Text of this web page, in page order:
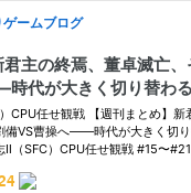
ームブログ
君主の終焉、董卓滅亡
代が大きく切り替わ
Ⅱ（SFC）CPU任せ観
CPU任せ観戦 【週刊まとめ】新
備VS曹操へ――時代が大きく切
（SFC）CPU任せ観戦 #15〜
は、君主交代・勢力崩壊・世代交